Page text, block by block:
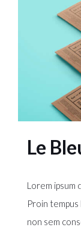
Le
Lorem ipsum
Proin
non sem